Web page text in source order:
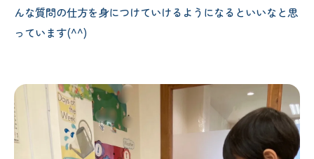
んな質問の仕方を身につけていけるようになるといいなと思
っています(^^)